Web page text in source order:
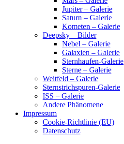
Jupiter – Galerie
Saturn – Galerie
Kometen – Galerie
Deepsky – Bilder
Nebel – Galerie
Galaxien – Galerie
Sternhaufen-Galerie
Sterne – Galerie
Weitfeld – Galerie
Sternstrichspuren-Galerie
ISS – Galerie
Andere Phänomene
Impressum
Cookie-Richtlinie (EU)
Datenschutz